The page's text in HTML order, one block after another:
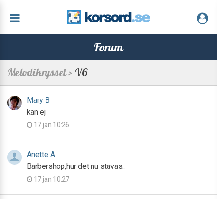
Forum
Melodikrysset > V6
Mary B
kan ej
17 jan 10:26
Anette A
Barbershop,hur det nu stavas..
17 jan 10:27